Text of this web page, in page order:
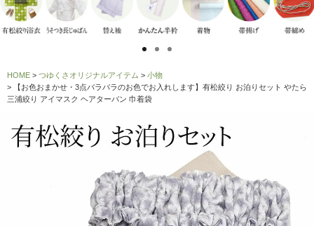
HOME つゆくさオリジナルアイテム
小物
【お色おまかせ・3点バラバラのお色でお入れします】有松絞り お泊りセット やたら
三浦絞り アイマスク ヘアターバン 巾着袋